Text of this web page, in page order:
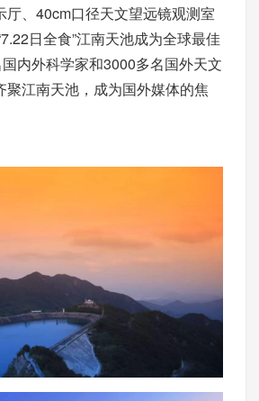
厅、40cm口径天文望远镜观测室
日全食”江南天池成为全球最佳
内外科学家和3000多名国外天文
聚江南天池，成为国外媒体的焦